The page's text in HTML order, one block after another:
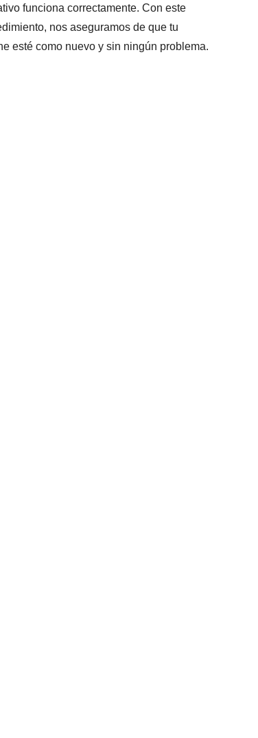
funciona correctamente. Con este
nos aseguramos de que tu
esté como nuevo y sin ningún problema.